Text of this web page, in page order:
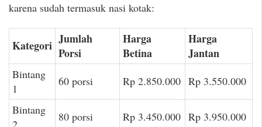
karena sudah termasuk nasi kotak:
Kategori Jumlah
Porsi
Harga
Betina
Harga
Jantan
Bintang
1
60 porsi Rp 2.850.000 Rp 3.550.000
Bintang
2
80 porsi Rp 3.450.000 Rp 3.950.000